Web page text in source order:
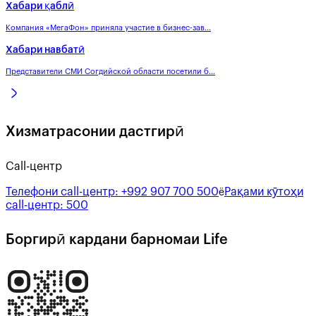
Хабари қаблӣ
Компания «МегаФон» приняла участие в бизнес-зав...
Хабари навбатӣ
Представители СМИ Согдийской области посетили б...
Хизматрасонии дастгирӣ
Call-центр
Телефони call-центр: +992 907 700 500ёРақами кӯтоҳи
call-центр: 500
Боргирӣ кардани барномаи Life